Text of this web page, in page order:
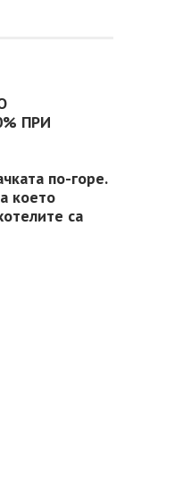
ПРИ
по-горе.
което
са